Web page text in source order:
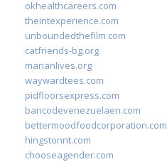
okhealthcareers.com
theintexperience.com
unboundedthefilm.com
catfriends-bg.org
marianlives.org
waywardtees.com
pidfloorsexpress.com
bancodevenezuelaen.com
bettermoodfoodcorporation.com
hingstonnt.com
chooseagender.com